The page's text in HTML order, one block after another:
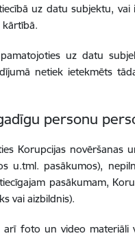
uz datu subjektu,
uz datu
netiek ietekmēts
personu
Korupcijas novēršanas
u.tml. pasākumos),
pasākumam,
vai aizbildnis).
foto un video materiāli